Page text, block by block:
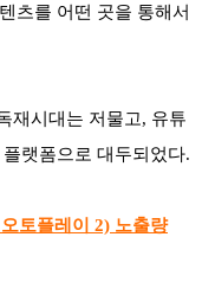
츠를 어떤 곳을 통해서
재시대는 저물고, 유튜
랫폼으로 대두되었다.
토플레이 2) 노출량